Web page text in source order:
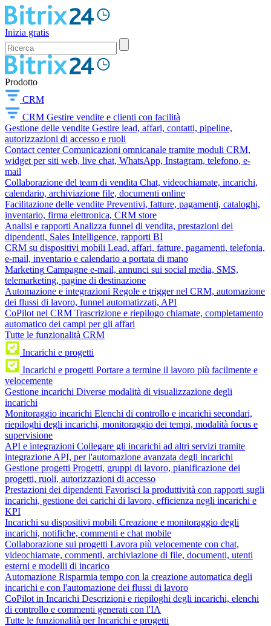
Inizia gratis
Prodotto
CRM
CRM Gestire vendite e clienti con facilità
Gestione delle vendite Gestire lead, affari, contatti, pipeline,
autorizzazioni di accesso e ruoli
Contact center Comunicazioni omnicanale tramite moduli CRM,
widget per siti web, live chat, WhatsApp, Instagram, telefono, e-
mail
Collaborazione del team di vendita Chat, videochiamate, incarichi,
calendario, archiviazione file, documenti online
Facilitazione delle vendite Preventivi, fatture, pagamenti, cataloghi,
inventario, firma elettronica, CRM store
Analisi e rapporti Analizza funnel di vendita, prestazioni dei
dipendenti, Sales Intelligence, rapporti BI
CRM su dispositivi mobili Lead, affari, fatture, pagamenti, telefonia,
e-mail, inventario e calendario a portata di mano
Marketing Campagne e-mail, annunci sui social media, SMS,
telemarketing, pagine di destinazione
Automazione e integrazioni Regole e trigger nel CRM, automazione
dei flussi di lavoro, funnel automatizzati, API
CoPilot nel CRM Trascrizione e riepilogo chiamate, completamento
automatico dei campi per gli affari
Tutte le funzionalità CRM
Incarichi e progetti
Incarichi e progetti Portare a termine il lavoro più facilmente e
velocemente
Gestione incarichi Diverse modalità di visualizzazione degli
incarichi
Monitoraggio incarichi Elenchi di controllo e incarichi secondari,
riepiloghi degli incarichi, monitoraggio dei tempi, modalità focus e
supervisione
API e integrazioni Collegare gli incarichi ad altri servizi tramite
integrazione API, per l'automazione avanzata degli incarichi
Gestione progetti Progetti, gruppi di lavoro, pianificazione dei
progetti, ruoli, autorizzazioni di accesso
Prestazioni dei dipendenti Favorisci la produttività con rapporti sugli
incarichi, gestione dei carichi di lavoro, efficienza negli incarichi e
KPI
Incarichi su dispositivi mobili Creazione e monitoraggio degli
incarichi, notifiche, commenti e chat mobile
Collaborazione sui progetti Lavora più velocemente con chat,
videochiamate, commenti, archiviazione di file, documenti, utenti
esterni e modelli di incarico
Automazione Risparmia tempo con la creazione automatica degli
incarichi e con l'automazione dei flussi di lavoro
CoPilot in Incarichi Descrizioni e riepiloghi degli incarichi, elenchi
di controllo e commenti generati con l'IA
Tutte le funzionalità per Incarichi e progetti